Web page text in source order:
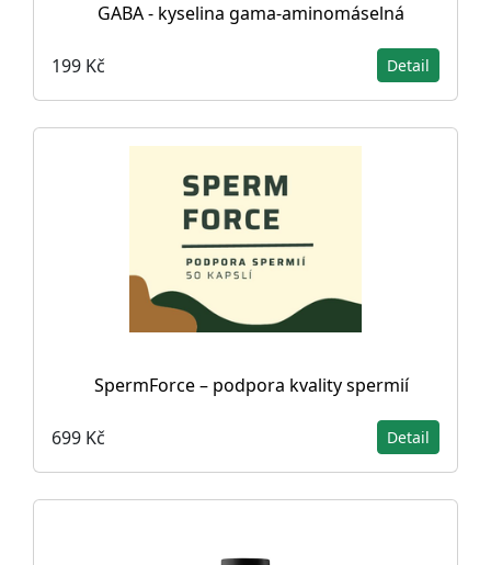
GABA - kyselina gama-aminomáselná
199 Kč Detail
SpermForce – podpora kvality spermií
699 Kč Detail